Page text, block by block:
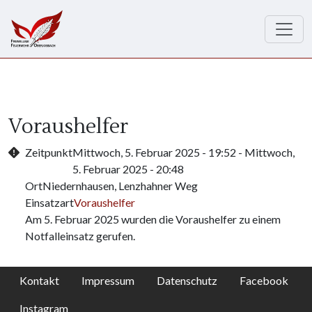
Voraushelfer
ZeitpunktMittwoch, 5. Februar 2025 - 19:52 - Mittwoch,
5. Februar 2025 - 20:48
OrtNiedernhausen, Lenzhahner Weg
EinsatzartVoraushelfer
Am 5. Februar 2025 wurden die Voraushelfer zu einem
Notfalleinsatz gerufen.
Kontakt Impressum Datenschutz Facebook
Instagram